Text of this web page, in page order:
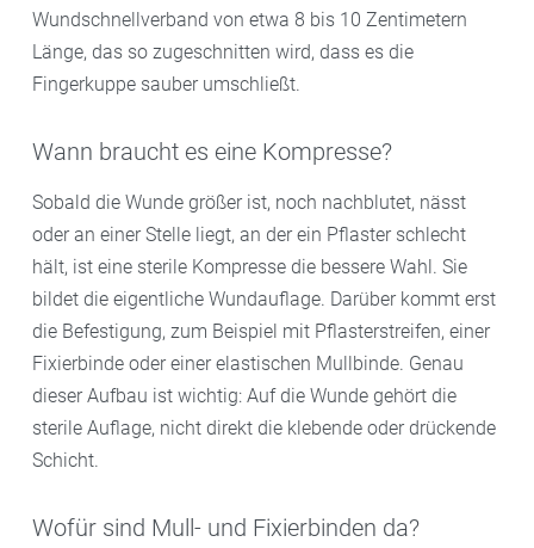
Wundschnellverband von etwa 8 bis 10 Zentimetern
Länge, das so zugeschnitten wird, dass es die
Fingerkuppe sauber umschließt.
Wann braucht es eine Kompresse?
Sobald die Wunde größer ist, noch nachblutet, nässt
oder an einer Stelle liegt, an der ein Pflaster schlecht
hält, ist eine sterile Kompresse die bessere Wahl. Sie
bildet die eigentliche Wundauflage. Darüber kommt erst
die Befestigung, zum Beispiel mit Pflasterstreifen, einer
Fixierbinde oder einer elastischen Mullbinde. Genau
dieser Aufbau ist wichtig: Auf die Wunde gehört die
sterile Auflage, nicht direkt die klebende oder drückende
Schicht.
Wofür sind Mull- und Fixierbinden da?